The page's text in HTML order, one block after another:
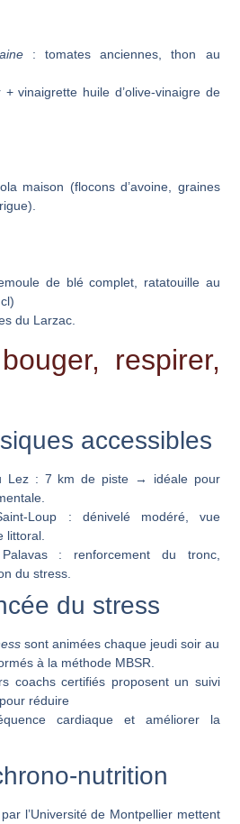
: tomates anciennes, thon au
vinaigrette huile d’olive-vinaigre de
maison (flocons d’avoine, graines
de blé complet, ratatouille au
du Larzac.
respirer,
accessibles
Lez: 7 km de piste → idéale pour
Loup : dénivelé modéré, vue
littoral.
: renforcement du tronc,
du stress.
du stress
sont animées chaque jeudi soir au
à la méthode MBSR.
coachs certifiés proposent un suivi
réduire
cardiaque et améliorer la
nutrition
l’Université de Montpellier mettent